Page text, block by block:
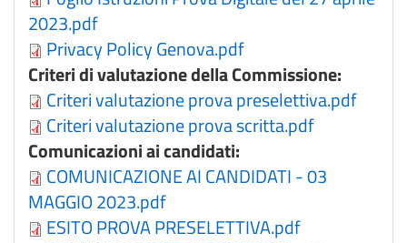
2023.pdf
Privacy Policy Genova.pdf
Criteri di valutazione della Commissione:
Criteri valutazione prova preselettiva.pdf
Criteri valutazione prova scritta.pdf
Comunicazioni ai candidati:
COMUNICAZIONE AI CANDIDATI - 03
MAGGIO 2023.pdf
ESITO PROVA PRESELETTIVA.pdf